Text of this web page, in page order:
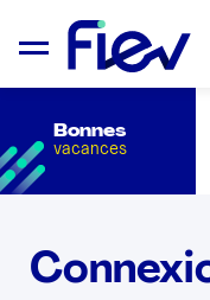
QUI SOMMES-
Bonnes
vacances